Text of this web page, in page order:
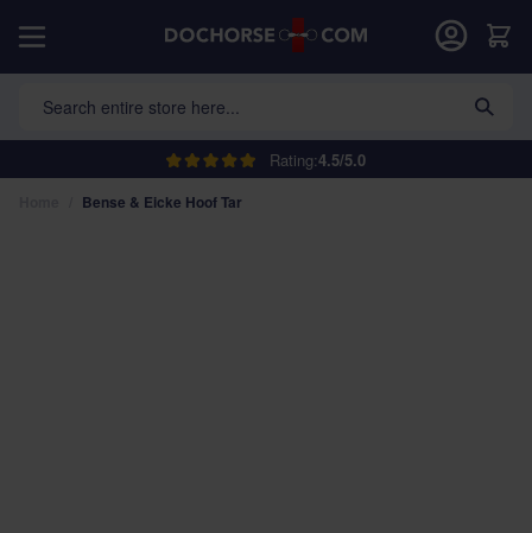
Rating:4.5/5.0
Search entire store here...
Cart
Bense & Eicke Hoof Tar